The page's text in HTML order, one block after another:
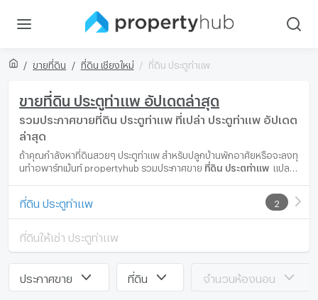
ขายที่ดิน ที่ดิน เชียงใหม่ ที่ดิน ประตูท่าแพ
ขายที่ดิน ประตูท่าแพ อัปเดตล่าสุด
รวมประกาศขายที่ดิน ประตูท่าแพ ที่เปล่า ประตูท่าแพ อัปเดต
ล่าสุด
ถ้าคุณกำลังหาที่ดินสวยๆ ประตูท่าแพ สำหรับปลูกบ้านพักอาศัยหรือจะลงทุ
นทำอพาร์ทเม้นท์ propertyhub รวมประกาศขาย ที่ดิน ประตูท่าแพ
แปลง
ที่ดิน ประตูท่าแพ 2
ที่ดินให้เช่า ประตูท่าแพ
ประกาศขาย ที่ดิน จำนวนห้องนอน